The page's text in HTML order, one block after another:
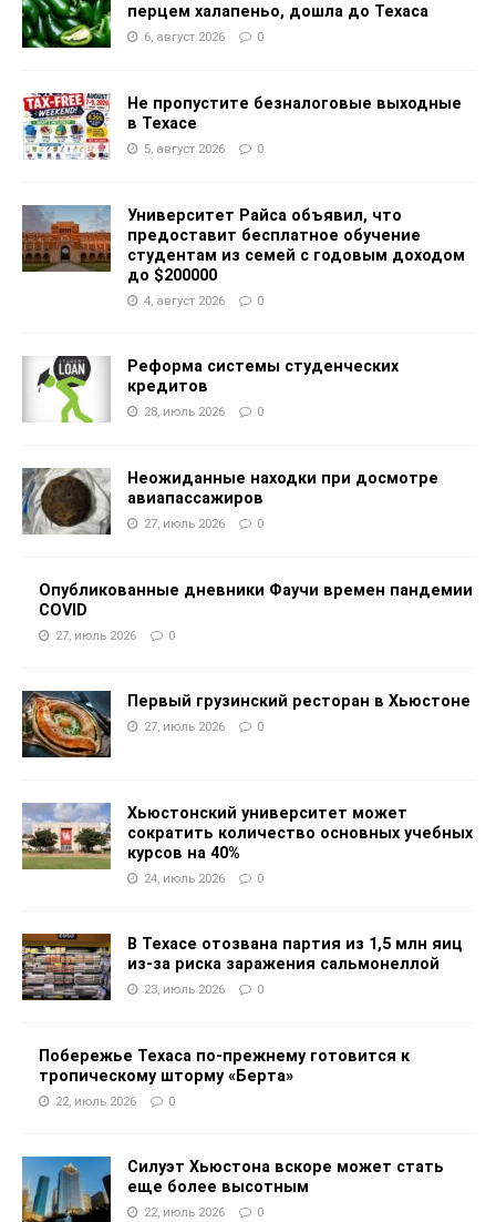
перцем халапеньо, дошла до Техаса
6, август 2026 0
Не пропустите безналоговые выходные
в Техасе
5, август 2026 0
Университет Райса объявил, что
предоставит бесплатное обучение
студентам из семей с годовым доходом
до $200000
4, август 2026 0
Реформа системы студенческих
кредитов
28, июль 2026 0
Неожиданные находки при досмотре
авиапассажиров
27, июль 2026 0
Опубликованные дневники Фаучи времен пандемии
COVID
27, июль 2026 0
Первый грузинский ресторан в Хьюстоне
27, июль 2026 0
Хьюстонский университет может
сократить количество основных учебных
курсов на 40%
24, июль 2026 0
В Техасе отозвана партия из 1,5 млн яиц
из-за риска заражения сальмонеллой
23, июль 2026 0
Побережье Техаса по-прежнему готовится к
тропическому шторму «Берта»
22, июль 2026 0
Силуэт Хьюстона вскоре может стать
еще более высотным
22, июль 2026 0